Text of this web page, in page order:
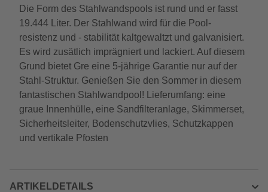
Die Form des Stahlwandspools ist rund und er fasst
19.444 Liter. Der Stahlwand wird für die Pool-
resistenz und - stabilität kaltgewaltzt und galvanisiert.
Es wird zusätlich imprägniert und lackiert. Auf diesem
Grund bietet Gre eine 5-jährige Garantie nur auf der
Stahl-Struktur. Genießen Sie den Sommer in diesem
fantastischen Stahlwandpool! Lieferumfang: eine
graue Innenhülle, eine Sandfilteranlage, Skimmerset,
Sicherheitsleiter, Bodenschutzvlies, Schutzkappen
und vertikale Pfosten
ARTIKELDETAILS